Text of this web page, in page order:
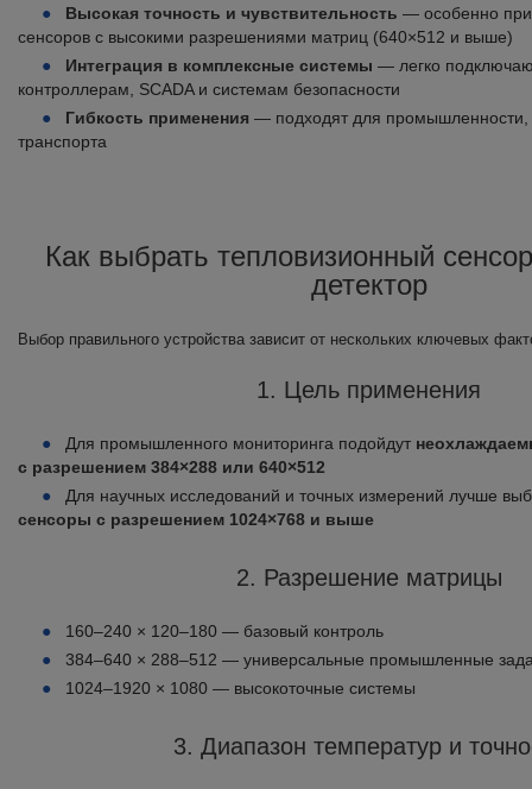
Высокая точность и чувствительность — особенно при
сенсоров с высокими разрешениями матриц (640×512 и выше)
Интеграция в комплексные системы — легко
контроллерам, SCADA и системам безопасности
Гибкость применения — подходят для промышленности,
транспорта
Как выбрать тепловизионный
детектор
Выбор правильного устройства зависит от нескольких ключевых
1. Цель применения
Для промышленного мониторинга подойдут
с разрешением 384×288 или 640×512
Для научных исследований и точных измерений лучше
сенсоры с разрешением 1024×768 и выше
2. Разрешение матрицы
160–240 × 120–180 — базовый контроль
384–640 × 288–512 — универсальные промышленные
1024–1920 × 1080 — высокоточные системы
3. Диапазон температур и